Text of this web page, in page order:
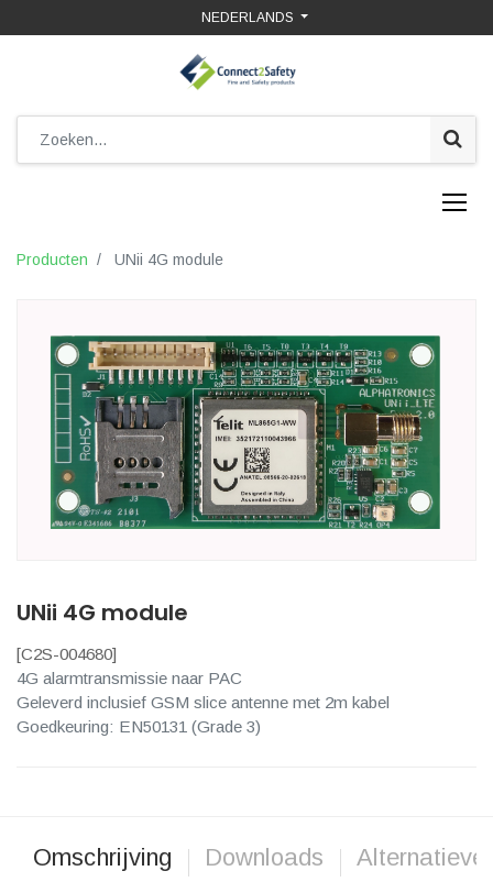
NEDERLANDS
Producten UNii 4G module
UNii 4G module
[C2S-004680]
4G alarmtransmissie naar PAC
Geleverd inclusief GSM slice antenne met 2m kabel
Goedkeuring: EN50131 (Grade 3)
Omschrijving Downloads Alternatieve